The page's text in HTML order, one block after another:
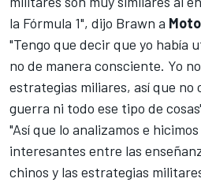
la Fórmula 1", dijo Brawn a
"Tengo que decir que yo había
no de manera consciente. Yo
estrategias miliares, así que no
guerra ni todo ese tipo de
"Así que lo analizamos e
interesantes entre las
chinos y las estrategias